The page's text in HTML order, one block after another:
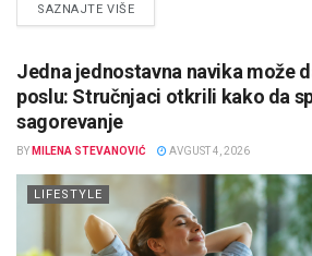
SAZNAJTE VIŠEDETAILS
Jedna jednostavna navika može
poslu: Stručnjaci otkrili kako da
sagorevanje
BY MILENA STEVANOVIĆ AVGUST 4, 2026
LIFESTYLE